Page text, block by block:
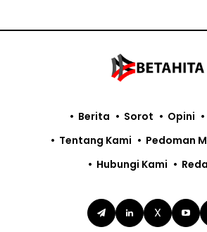
X
Berita Sorot Opini
Tentang Kami
Pedoman
Hubungi Kami